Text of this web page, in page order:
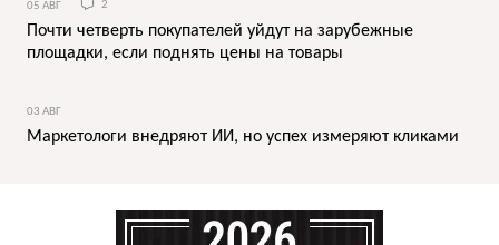
05 АВГ 2
Почти четверть покупателей уйдут на зарубежные
площадки, если поднять цены на товары
03 АВГ
Маркетологи внедряют ИИ, но успех измеряют кликами